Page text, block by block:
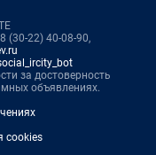
(30-22) 40-08-90,
за достоверность
объявлениях.
cookies